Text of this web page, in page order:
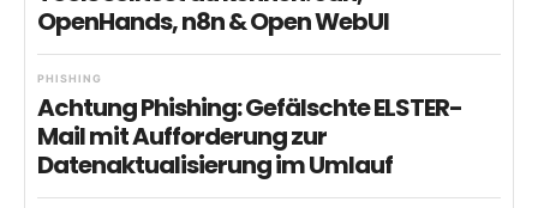
OpenHands, n8n & Open WebUI
PHISHING
Achtung Phishing: Gefälschte ELSTER-
Mail mit Aufforderung zur
Datenaktualisierung im Umlauf